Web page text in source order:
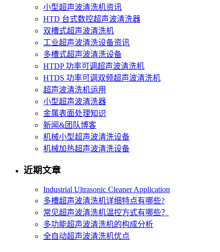
小型超声波清洗机资讯
HTD 台式数控超声波清洗器
双槽式超声波清洗机
工业超声波清洗设备资讯
多槽式超声波清洗设备
HTDP 功率可调超声波清洗机
HTDS 功率可调双频超声波清洗机
超声波清洗机运用
小型超声波清洗器
金属表面处理知识
新闻&团队博客
机械小型超声波清洗设备
机械加热超声波清洗设备
近期文章
Industrial Ultrasonic Cleaner Application
多槽超声波清洗机详细特点有哪些?
常见超声波清洗机温控方式有哪些？
多功能超声波清洗机的构成分析
全自动超声波清洗机优点